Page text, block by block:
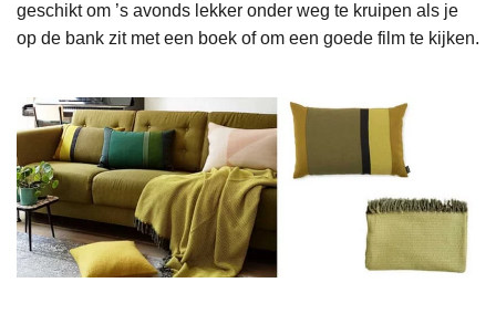
geschikt om ’s avonds lekker onder weg te kruipen als je
op de bank zit met een boek of om een goede film te kijken.